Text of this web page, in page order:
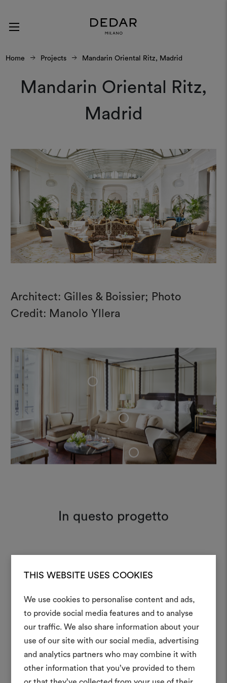
THIS WEBSITE USES COOKIES
We use cookies to personalise content and ads,
to provide social media features and to analyse
our traffic. We also share information about your
use of our site with our social media, advertising
and analytics partners who may combine it with
other information that you’ve provided to them
Home Projects Mandarin Oriental Ritz, Madrid
Mandarin Oriental Ritz,
Madrid
Architect: Gilles & Boissier; Photo
Credit: Manolo Yllera
In questo progetto
Lindon R 003
Crea
Uno strumento interattivo
e condividere le tue idee,